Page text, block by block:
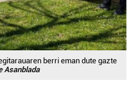
berri eman dute gazte
Asanblada